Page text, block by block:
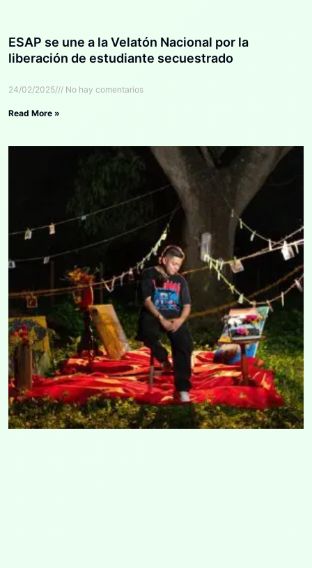
ESAP se une a la Velatón Nacional por la
liberación de estudiante secuestrado
24/02/2025 No hay comentarios
Read More »